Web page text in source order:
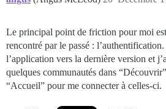
Le principal point de friction pour moi
rencontré par le passé :
l’application vers la dernière version et
quelques communautés dans
“Accueil” pour me connecter à celles-ci.